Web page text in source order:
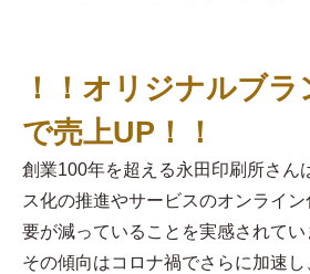
！！オリジナルブ
で売上UP！！
創業100年を超える永田印刷所さん
ス化の推進やサービスのオンライ
要が減っていることを実感されてい
その傾向はコロナ禍でさらに加速